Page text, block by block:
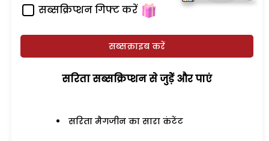
सब्सक्रिप्शन गिफ्ट करें
सब्सक्राइब करें
सरिता सब्सक्रिप्शन से जुड़ेें और पाएं
सरिता मैगजीन का सारा कंटेंट